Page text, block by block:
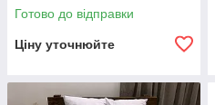
Готово до відправки
Ціну уточнюйте